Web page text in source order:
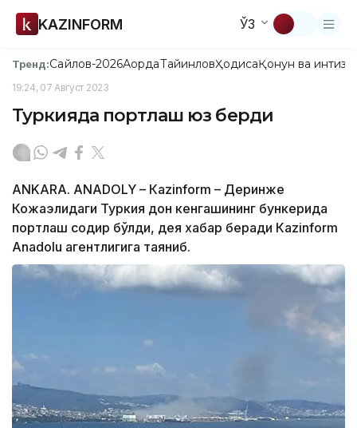
KAZINFORM ЎЗ
Тренд:Сайлов-2026АқордаТайинловҲодисаҚонун ва
19:24, 07 Август 2023
Туркияда портлаш юз берди
АNKARA. АNADOLY – Кazinform – Деринже
Кожаэлидаги Туркия дон кенгашининг бункерида
портлаш содир бўлди, дея хабар беради Кazinform
Anadolu агентлигига таяниб.